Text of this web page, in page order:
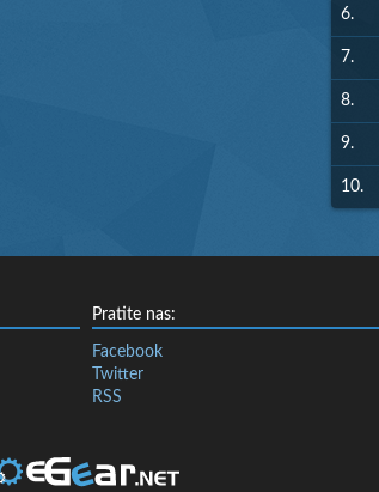
6.
7.
8.
9.
10.
Pratite nas:
Facebook
Twitter
RSS